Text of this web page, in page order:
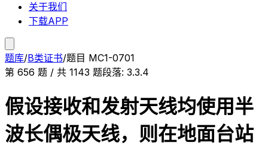
关于我们
下载APP
题库/B类证书/题目 MC1-0701
第 656 题 / 共 1143 题段落: 3.3.4
假设接收和发射天线均使用半
波长偶极天线，则在地面台站